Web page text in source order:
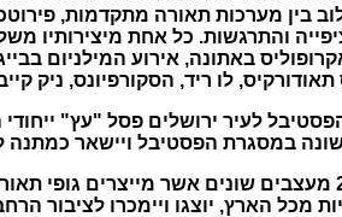
בין מערכות תאורה מתקדמות,
והתרגשות. כל אחת מיצירותיו
באתונה, אירוע המילניום
לו ריד, הסקורפיונס, ניק
במסגרת הפסטיבל ויישאר כמתנה
יריד מעצבי גופי תאורה מפוסלים, בו ייטלו חלק כ-20 מעצבים
מכל הארץ, יוצגו ויימכרו לציבור